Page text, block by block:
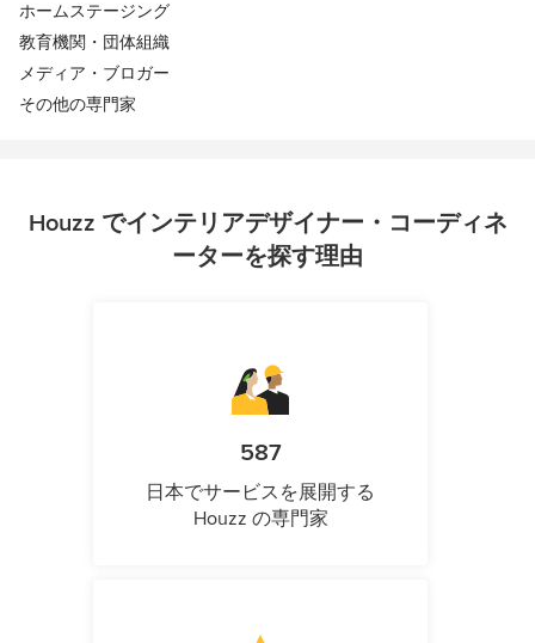
ホームステージング
教育機関・団体組織
メディア・ブロガー
その他の専門家
Houzz でインテリアデザイナー・コーディネ
ーターを探す理由
587
日本でサービスを展開する
Houzz の専門家